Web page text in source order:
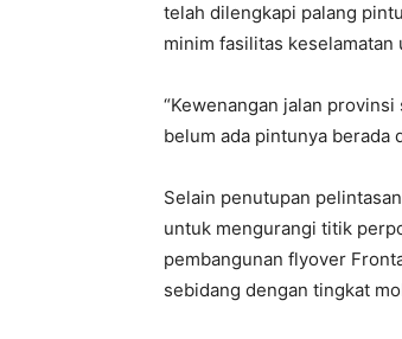
telah dilengkapi palang
minim fasilitas keselamatan
“Kewenangan jalan
belum ada pintunya berada
Selain penutupan
untuk mengurangi titik
pembangunan flyover
sebidang dengan tingkat